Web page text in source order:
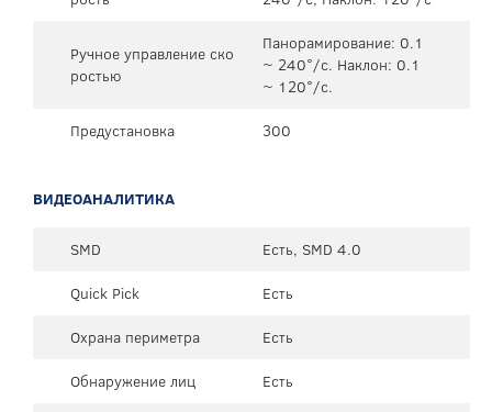
Ручное управление ско
ростью
Панорамирование: 0.1
~ 240°/с. Наклон: 0.1
~ 120°/с.
Предустановка
300
ВИДЕОАНАЛИТИКА
SMD
Есть, SMD 4.0
Quick Pick
Есть
Охрана периметра
Есть
Обнаружение лиц
Есть